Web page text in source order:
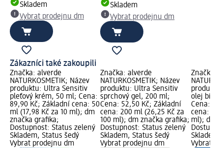
Skladem
Vybrat prodejnu dm
Skladem
Vybrat prodejnu dm
Zákazníci také zakoupili
Značka: alverde
NATURKOSMETIK; Název
produktu: Ultra Sensitiv
pleťový krém, 50 ml; Cena:
89,90 Kč; Základní cena: 50
ml (17,98 Kč za 10 ml); dm
značka grafika;
Dostupnost: Status zelený
Skladem, Status šedý
Vybrat prodejnu dm
Značka: alverde
NATURKOSMETIK; Název
produktu: Ultra Sensitiv
sprchový gel, 200 ml;
Cena: 52,50 Kč; Základní
cena: 200 ml (26,25 Kč za
100 ml); dm značka grafika;
Dostupnost: Status zelený
Skladem, Status šedý
Vybrat prodejnu dm
Značka:
olej bio
Cena:
cena:
ml); dm
Vybrat